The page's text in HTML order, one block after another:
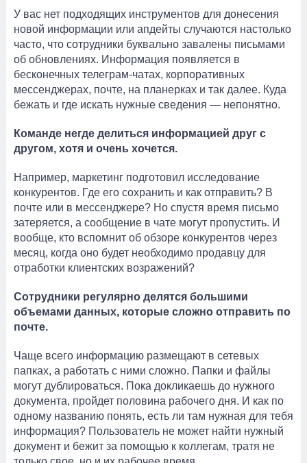
У вас нет подходящих инструментов для донесения
новой информации или апдейты случаются настолько
часто, что сотрудники буквально завалены письмами
об обновлениях. Информация появляется в
бесконечных телеграм-чатах, корпоративных
мессенджерах, почте, на планерках и так далее. Куда
бежать и где искать нужные сведения — непонятно.
Команде негде делиться информацией друг с
другом, хотя и очень хочется.
Например, маркетинг подготовил исследование
конкурентов. Где его сохранить и как отправить? В
почте или в мессенджере? Но спустя время письмо
затеряется, а сообщение в чате могут пропустить. И
вообще, кто вспомнит об обзоре конкурентов через
месяц, когда оно будет необходимо продавцу для
отработки клиентских возражений?
Сотрудники регулярно делятся большими
объемами данных, которые сложно отправить по
почте.
Чаще всего информацию размещают в сетевых
папках, а работать с ними сложно. Папки и файлы
могут дублироваться. Пока докликаешь до нужного
документа, пройдет половина рабочего дня. И как по
одному названию понять, есть ли там нужная для тебя
информация? Пользователь не может найти нужный
документ и бежит за помощью к коллегам, тратя не